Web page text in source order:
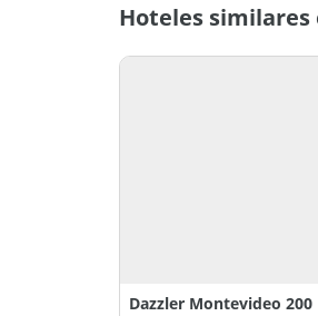
Hoteles
Dazzler Montevideo 200